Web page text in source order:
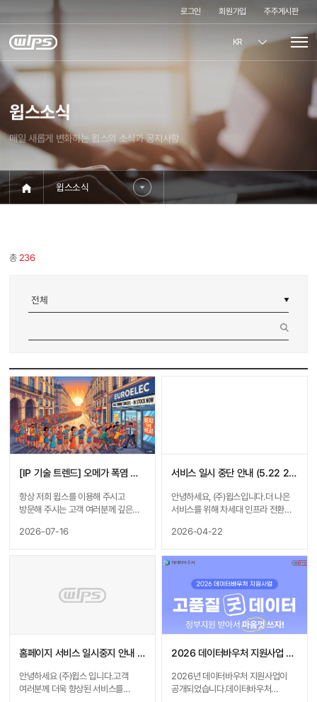
로그인 회원가입 주주게시판
KR
윕스소식
매일 새롭게 변화하는 윕스의 소식과 공지사항
윕스소식
총 236
[IP 기술 트렌드] 오메가 폭염 온다는데, 실외기 없는 에어컨 진짜 나올까?
항상 저희 윕스를 이용해 주시고
방문해 주시는 고객 여러분께 깊은
블로그에 게재된 콘텐츠에서 저희
읽어보시며 유용한 정보를 얻어
가시기 바랍니다. 벌써부터 최고
고민하지만 실외기를 놓을 공간이
망설이고 계시진 않나요?"삼성전자가
실외기 없는 에어컨을 만들었다는데
2026-07-16
서비스 일시 중단 안내 (5.22 22시 ~ 5.25 24시)
안녕하세요, (주)윕스입니다.더 나은
서비스를 위해 차세대 인프라 전환
부탁드립니다.
………………………………………………
……■ 대상 서비스 : 윈텔립스,
윕스온, 인투마크 등 윕스 전체 서비스
및 데이터 API 이용 불가■ 전체 일정 :
2026년 5월 22일(금) 22:00 ~ 5월
25일(월) 24:00&nbsp; &nbsp;-
5월 22일(금) 22시 이전 : 서비스
22일(금) 22시 ~ 5월 23일(토) :
서비스 이용 불가 (집중 점검)&nbsp;
2026-04-22
홈페이지 서비스 일시중지 안내 (4/7 ~ 8)
안녕하세요 (주)윕스 입니다.고객
여러분께 더욱 향상된 서비스를
2026 데이터바우처 지원사업 안내
2026년 데이터바우처 지원사업이
공개되었습니다.데이터바우처